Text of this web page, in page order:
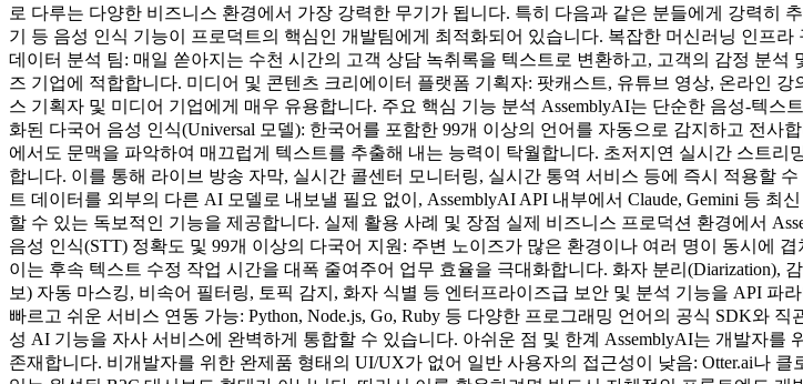
로 다루는 다양한 비즈니스 환경에서 가장 강력한 무기가 됩니다. 특히 다음과 같은 분들에게 강력히
기 등 음성 인식 기능이 프로덕트의 핵심인 개발팀에게 최적화되어 있습니다. 복잡한 머신러닝 인프
데이터 분석 팀: 매일 쏟아지는 수천 시간의 고객 상담 녹취록을 텍스트로 변환하고, 고객의 감정 분
즈 기업에 적합합니다. 미디어 및 콘텐츠 크리에이터 플랫폼 기획자: 팟캐스트, 유튜브 영상, 온라인
스 기획자 및 미디어 기업에게 매우 유용합니다. 주요 핵심 기능 분석 AssemblyAI는 단순한 음성-텍
화된 다국어 음성 인식(Universal 모델): 한국어를 포함한 99개 이상의 언어를 자동으로 감지하고 전사
에서도 문맥을 파악하여 매끄럽게 텍스트를 추출해 내는 능력이 탁월합니다. 초저지연 실시간 스트리
합니다. 이를 통해 라이브 방송 자막, 실시간 콜센터 모니터링, 실시간 통역 서비스 등에 즉시 적용할
트 데이터를 외부의 다른 AI 모델로 내보낼 필요 없이, AssemblyAI API 내부에서 Claude, Gemini 등
할 수 있는 독보적인 기능을 제공합니다. 실제 활용 사례 및 장점 실제 비즈니스 프로덕션 환경에서
음성 인식(STT) 정확도 및 99개 이상의 다국어 지원: 주변 노이즈가 많은 환경이나 여러 명이 동시에
이는 후속 텍스트 수정 작업 시간을 대폭 줄여주어 업무 효율을 극대화합니다. 화자 분리(Diarization),
보) 자동 마스킹, 비속어 필터링, 토픽 감지, 화자 식별 등 엔터프라이즈급 보안 및 분석 기능을 API
빠르고 쉬운 서비스 연동 가능: Python, Node.js, Go, Ruby 등 다양한 프로그래밍 언어의 공식 SDK와
성 AI 기능을 자사 서비스에 완벽하게 통합할 수 있습니다. 아쉬운 점 및 한계 AssemblyAI는 개발자
존재합니다. 비개발자를 위한 완제품 형태의 UI/UX가 없어 일반 사용자의 접근성이 낮음: Otter.ai나